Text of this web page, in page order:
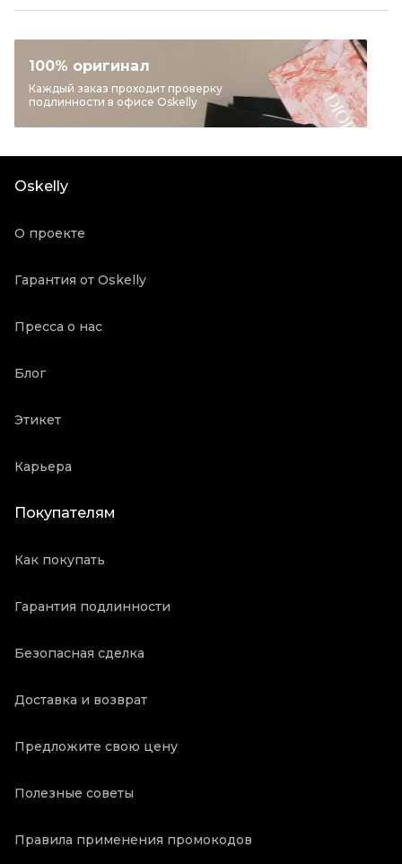
Бренд
Материал обуви
Текстиль
Цвет
Коричневый
Oskelly ID
100% оригинал
Каждый заказ проходит проверку
подлинности в офисе Oskelly
Oskelly
О проекте
Гарантия от Oskelly
Пресса о нас
Блог
Этикет
Карьера
Покупателям
Как покупать
Гарантия подлинности
Безопасная сделка
Доставка и возврат
Предложите свою цену
Полезные советы
Правила применения промокодов